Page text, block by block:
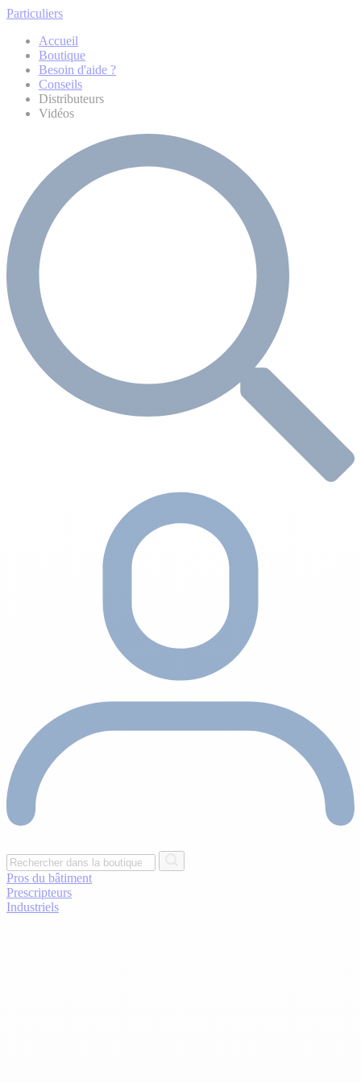
Particuliers
Accueil
Boutique
Besoin d'aide ?
Conseils
Distributeurs
Vidéos
Pros du bâtiment
Prescripteurs
Industriels